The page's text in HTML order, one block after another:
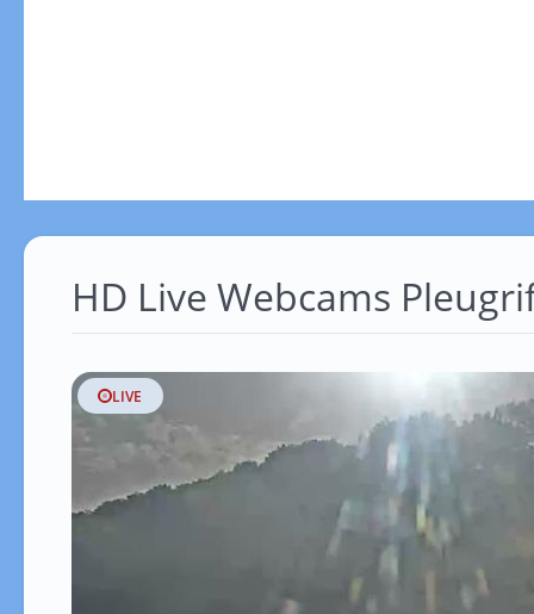
HD Live Webcams
LIVE